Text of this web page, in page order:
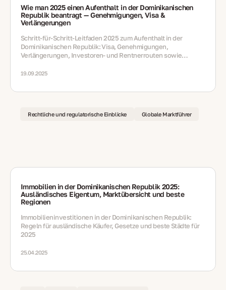
Wie man 2025 einen Aufenthalt in der Dominikanischen
Republik beantragt — Genehmigungen, Visa &
Verlängerungen
Schritt‑für‑Schritt‑Leitfaden 2025 zum Aufenthalt in der
Dominikanischen Republik: Visa, Genehmigungen,
Verlängerungen, Investoren‑ und Rentnerrouten sowie
19.09.2025
Rechtliche und regulatorische Einblicke Globale Marktführer
Immobilien in der Dominikanischen Republik 2025:
Ausländisches Eigentum, Marktübersicht und beste
Regionen
Immobilieninvestitionen in der Dominikanischen Republik:
Regeln für ausländische Käufer, Gesetze und beste Städte für
2025
25.04.2025